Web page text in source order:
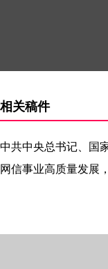
相关稿件
中共中央总书记、国
网信事业高质量发展